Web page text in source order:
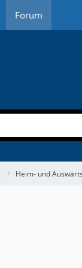
Forum
Heim- und